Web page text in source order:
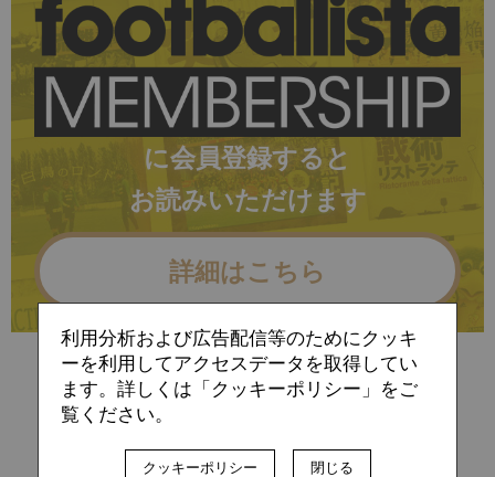
に会員登録すると
お読みいただけます
詳細はこちら
すでに会員の方（ログイン）
TAG
利用分析および広告配信等のためにクッキ
ーを利用してアクセスデータを取得してい
ます。詳しくは「クッキーポリシー」をご
覧ください。
クッキーポリシー 閉じる